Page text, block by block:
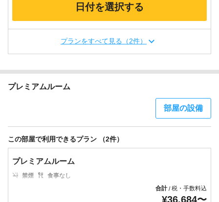
日付を選択する
プランをすべて見る（2件）
プレミアムルーム
部屋の設備
この部屋で利用できるプラン （2件）
プレミアムルーム
禁煙
食事なし
合計/税・手数料込
¥36,684〜